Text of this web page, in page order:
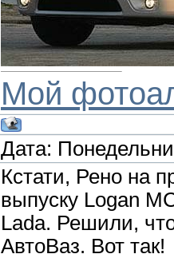
Мой
Дата:
Кстати, Рено на
выпуску Logan
Lada. Решили,
АвтоВаз. Вот так!